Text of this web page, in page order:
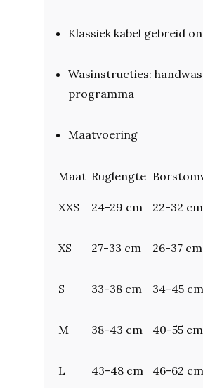
Klassiek kabel gebreid
Wasinstructies:
programma
Maatvoering
Maat Ruglengte
XXS 24-29 cm 22-32 cm
XS 27-33 cm 26-37 cm
S 33-38 cm 34-45 cm
M 38-43 cm 40-55 cm
L 43-48 cm 46-62 cm